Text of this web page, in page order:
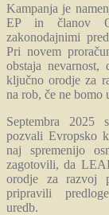
Kampanja je
EP in članov
zakonodajnimi
Pri novem
obstaja
ključno orodje za
na rob, če ne bomo
Septembra
pozvali Evropsko
naj spremenijo
zagotovili, da
orodje za razvoj
pripravili
uredb.